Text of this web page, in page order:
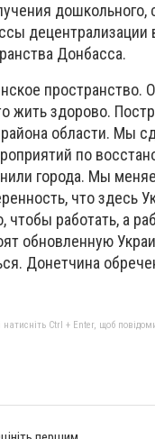
Донбасса.
жить здорово.
области. Мы
по
города. Мы
что здесь
чтобы работать, а
обновленную
Донетчина
Ctrl + Enter, щоб